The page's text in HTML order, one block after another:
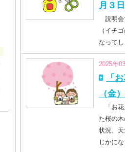
月３
説明会
（イチ
なって
2025年
「
（金）
「お花
た桜の
状況、
じかに